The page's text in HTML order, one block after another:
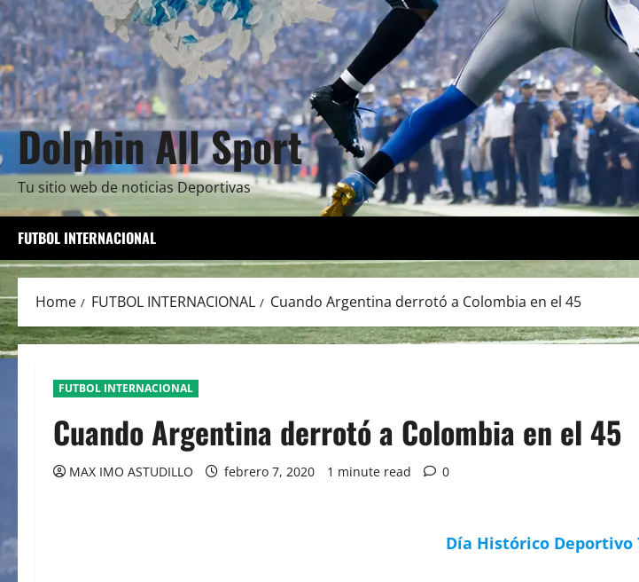
Dolphin All Sport
Tu sitio web de noticias Deportivas
FUTBOL INTERNACIONAL
Home FUTBOL INTERNACIONAL Cuando Argentina derrotó a Colombia en el 45
FUTBOL INTERNACIONAL
Cuando Argentina derrotó a Colombia en el 45
MAX IMO ASTUDILLO febrero 7, 2020 1 minute read 0
Día Histórico Deportivo